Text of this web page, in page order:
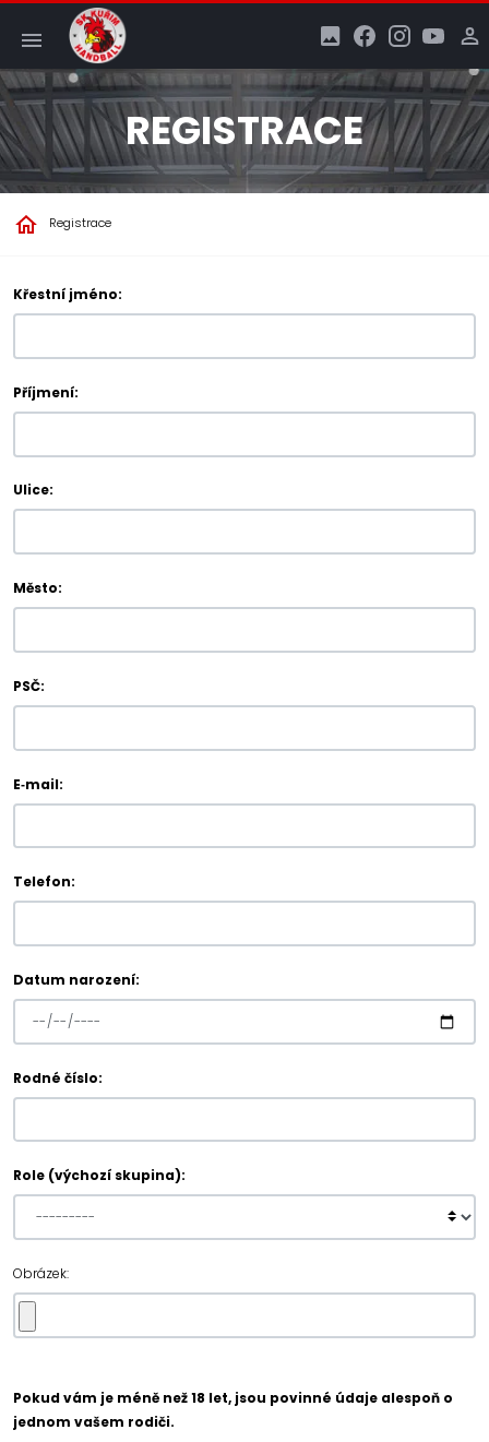
REGISTRACE
Registrace
Křestní jméno:
Příjmení:
Ulice:
Město:
PSČ:
E‑mail:
Telefon:
Datum narození:
Rodné číslo:
Role (výchozí skupina):
Obrázek:
Pokud vám je méně než 18 let, jsou povinné údaje alespoň o
jednom vašem rodiči.